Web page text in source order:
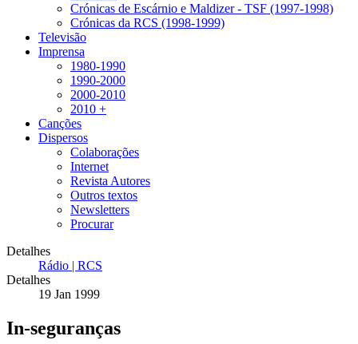
Crónicas de Escárnio e Maldizer - TSF (1997-1998)
Crónicas da RCS (1998-1999)
Televisão
Imprensa
1980-1990
1990-2000
2000-2010
2010 +
Canções
Dispersos
Colaborações
Internet
Revista Autores
Outros textos
Newsletters
Procurar
Detalhes
Rádio | RCS
Detalhes
19 Jan 1999
In-seguranças